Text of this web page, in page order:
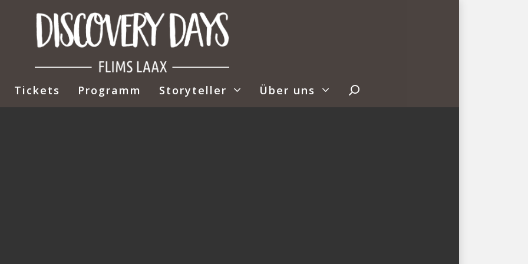
Tickets Programm Storyteller Über uns